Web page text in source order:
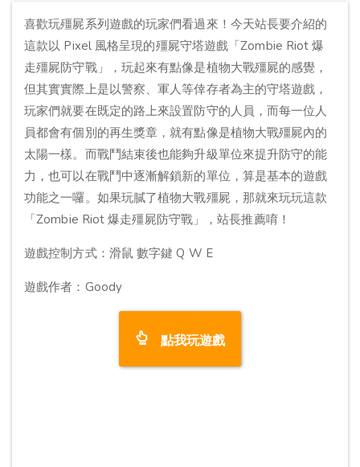
喜歡玩殭屍系列遊戲的玩家們看過來！今天站長要介紹的
這款以 Pixel 風格呈現的殭屍守塔遊戲「Zombie Riot 爆
走殭屍防守戰」，玩起來有點像是植物大戰殭屍的感覺，
但其實實際上是以警察、軍人等倖存者為主的守塔遊戲，
玩家們就要在既定的路上來設置防守的人員，而每一位人
員都會有個別的再生獎章，就有點像是植物大戰殭屍內的
太陽一樣。而戰鬥結束後也能夠升級單位來提升防守的能
力，也可以在戰鬥中逐漸解鎖新的單位，算是基本的遊戲
功能之一囉。如果玩膩了植物大戰殭屍，那就來玩玩這款
「Zombie Riot 爆走殭屍防守戰」，站長推薦唷！
遊戲控制方式：滑鼠 數字鍵 Q W E
遊戲作者：Goody
點我玩遊戲